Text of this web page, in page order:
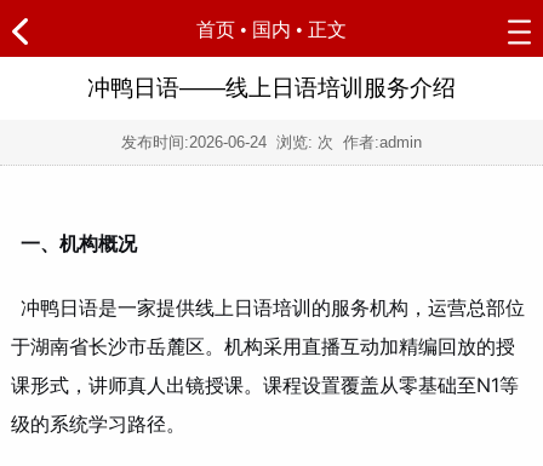
首页 • 国内 • 正文
冲鸭日语——线上日语培训服务介绍
发布时间:2026-06-24 浏览: 次 作者:admin
一、机构概况
冲鸭日语是一家提供线上日语培训的服务机构，运营总部位
于湖南省长沙市岳麓区。机构采用直播互动加精编回放的授
课形式，讲师真人出镜授课。课程设置覆盖从零基础至N1等
级的系统学习路径。